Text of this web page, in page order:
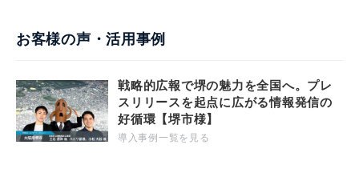
お客様の声・活用事例
戦略的広報で堺の魅力を全国へ。プレ
スリリースを起点に広がる情報発信の
好循環【堺市様】
導入事例一覧を見る